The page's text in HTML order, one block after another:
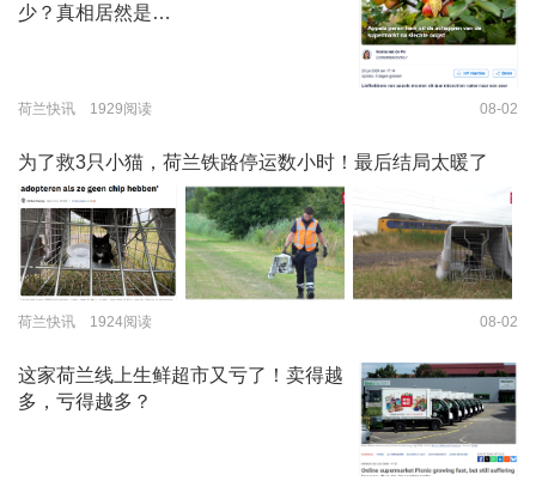
少？真相居然是…
荷兰快讯 1929阅读 08-02
为了救3只小猫，荷兰铁路停运数小时！最后结局太暖了
荷兰快讯 1924阅读 08-02
这家荷兰线上生鲜超市又亏了！卖得越
多，亏得越多？